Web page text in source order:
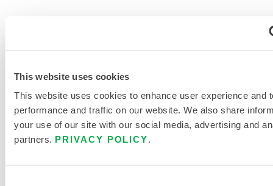
This website uses cookies
This website uses cookies to enhance user experience and
performance and traffic on our website. We also share
your use of our site with our social media, advertising and
partners. PRIVACY POLICY.
VERWANDTE DOKUMENTE
GRÖSSENTABELLE FÜR E
INWEG- UND C
HEMIKALIENSCHUTZKLEIDUNG